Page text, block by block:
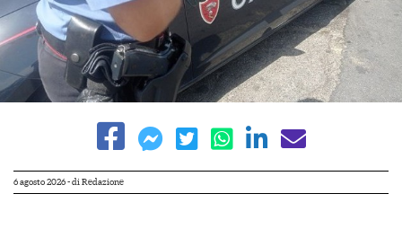
6 agosto 2026- di Redazione